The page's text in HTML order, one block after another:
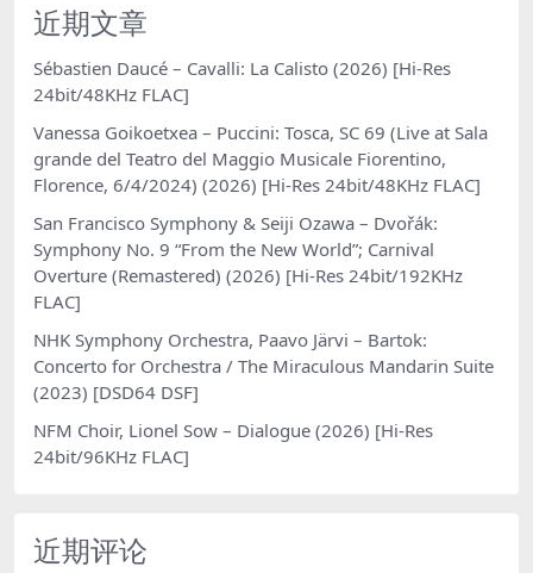
近期文章
Sébastien Daucé – Cavalli: La Calisto (2026) [Hi-Res
24bit/48KHz FLAC]
Vanessa Goikoetxea – Puccini: Tosca, SC 69 (Live at Sala
grande del Teatro del Maggio Musicale Fiorentino,
Florence, 6/4/2024) (2026) [Hi-Res 24bit/48KHz FLAC]
San Francisco Symphony & Seiji Ozawa – Dvořák:
Symphony No. 9 “From the New World”; Carnival
Overture (Remastered) (2026) [Hi-Res 24bit/192KHz
FLAC]
NHK Symphony Orchestra, Paavo Järvi – Bartok:
Concerto for Orchestra / The Miraculous Mandarin Suite
(2023) [DSD64 DSF]
NFM Choir, Lionel Sow – Dialogue (2026) [Hi-Res
24bit/96KHz FLAC]
近期评论